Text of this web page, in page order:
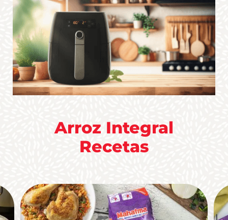
Arroz Integral
Recetas